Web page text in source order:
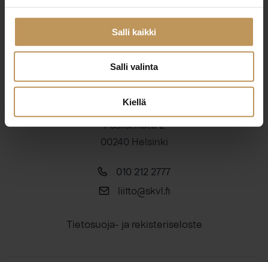
Salli kaikki
Salli valinta
Kiellä
Suomen Kiinteistönvälittäjät ry
Finlands Fastighetsmäklare rf
Pasilankatu 2
00240 Helsinki
010 212 2777
liitto@skvl.fi
Tietosuoja- ja rekisteriseloste